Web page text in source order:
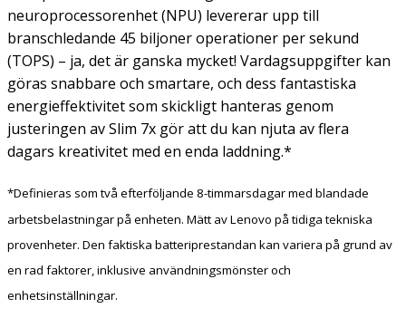
neuroprocessorenhet (NPU) levererar upp till
branschledande 45 biljoner operationer per sekund
(TOPS) – ja, det är ganska mycket! Vardagsuppgifter kan
göras snabbare och smartare, och dess fantastiska
energieffektivitet som skickligt hanteras genom
justeringen av Slim 7x gör att du kan njuta av flera
dagars kreativitet med en enda laddning.*
*Definieras som två efterföljande 8-timmarsdagar med blandade
arbetsbelastningar på enheten. Mätt av Lenovo på tidiga tekniska
provenheter. Den faktiska batteriprestandan kan variera på grund av
en rad faktorer, inklusive användningsmönster och
enhetsinställningar.